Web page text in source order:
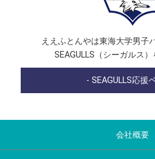
ええふとんやは東海大学男子
SEAGULLS（シーガルス）
- SEAGULLS応援
会社概要